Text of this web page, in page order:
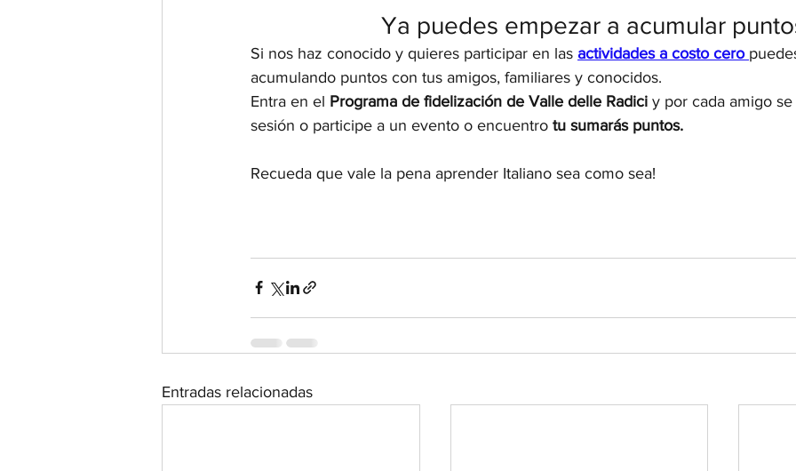
Ya puedes empezar a acumular
Si nos haz conocido y quieres participar en las actividades a costo cero
acumulando puntos con tus amigos, familiares y conocidos.
Entra en el Programa de fidelización de Valle delle Radici y por cada amigo
sesión o participe a un evento o encuentro tu sumarás puntos.
Recueda que vale la pena aprender Italiano sea como sea!
Entradas relacionadas